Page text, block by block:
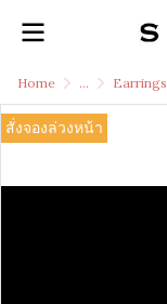
Home ... Earrings
สั่งจองล่วงหน้า